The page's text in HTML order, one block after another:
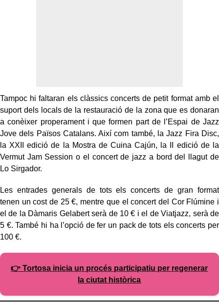
Tampoc hi faltaran els clàssics concerts de petit format amb el
suport dels locals de la restauració de la zona que es donaran
a conèixer properament i que formen part de l’Espai de Jazz
Jove dels Països Catalans. Així com també, la Jazz Fira Disc,
la XXII edició de la Mostra de Cuina Cajún, la II edició de la
Vermut Jam Session o el concert de jazz a bord del llagut de
Lo Sirgador.
Les entrades generals de tots els concerts de gran format
tenen un cost de 25 €, mentre que el concert del Cor Flúmine i
el de la Dàmaris Gelabert serà de 10 € i el de Viatjazz, serà de
5 €. També hi ha l’opció de fer un pack de tots els concerts per
100 €.
👉 Tortosa inicia un procés participatiu per regenerar
la ciutat històrica